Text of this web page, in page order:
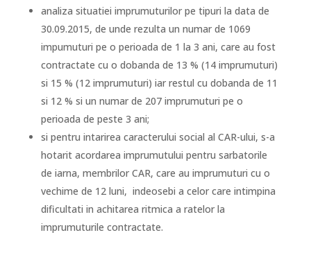
analiza situatiei imprumuturilor pe tipuri la data de
30.09.2015, de unde rezulta un numar de 1069
impumuturi pe o perioada de 1 la 3 ani, care au fost
contractate cu o dobanda de 13 % (14 imprumuturi)
si 15 % (12 imprumuturi) iar restul cu dobanda de 11
si 12 % si un numar de 207 imprumuturi pe o
perioada de peste 3 ani;
si pentru intarirea caracterului social al CAR-ului, s-a
hotarit acordarea imprumutului pentru sarbatorile
de iarna, membrilor CAR, care au imprumuturi cu o
vechime de 12 luni, indeosebi a celor care intimpina
dificultati in achitarea ritmica a ratelor la
imprumuturile contractate.